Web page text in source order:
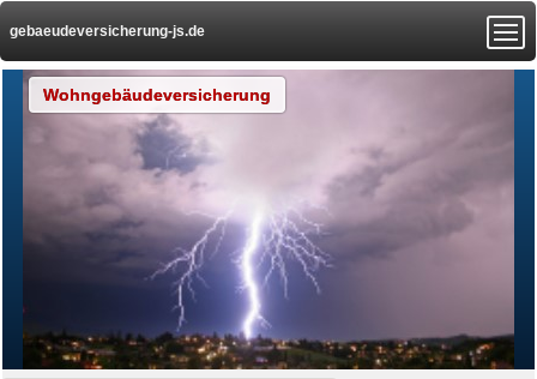
gebaeudeversicherung-js.de
Wohngebäudeversicherung